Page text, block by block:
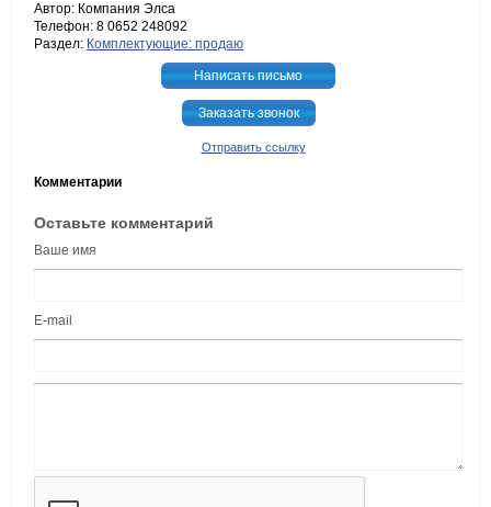
Автор: Компания Элса
Телефон: 8 0652 248092
Раздел: Комплектующие: продаю
Написать письмо
Заказать звонок
Отправить ссылку
Комментарии
Оставьте комментарий
Ваше имя
E-mail